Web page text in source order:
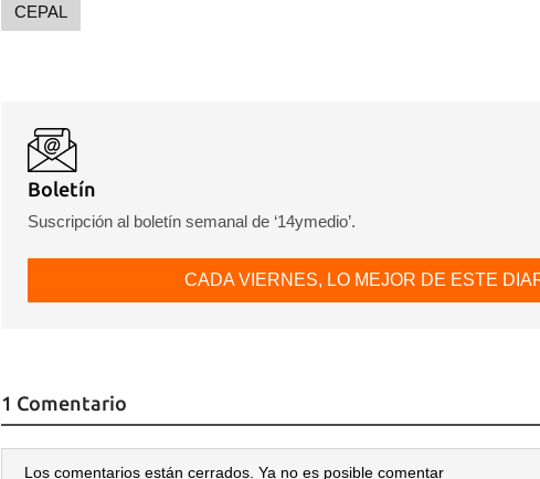
CEPAL
Boletín
Suscripción al boletín semanal de ‘14ymedio’.
CADA VIERNES, LO MEJOR DE ESTE
1 Comentario
Los comentarios están cerrados. Ya no es posible comentar